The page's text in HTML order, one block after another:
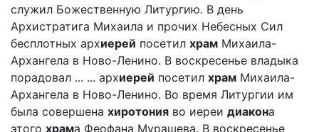
служил Божественную Литургию. В день
Архистратига Михаила и прочих Небесных Сил
бесплотных архиерей посетил храм Михаила-
Архангела в Ново-Ленино. В воскресенье владыка
порадовал ... ... архиерей посетил храм Михаила-
Архангела в Ново-Ленино. Во время Литургии им
была совершена хиротония во иереи диакона
этого храма Феофана Мурашева. В воскресенье